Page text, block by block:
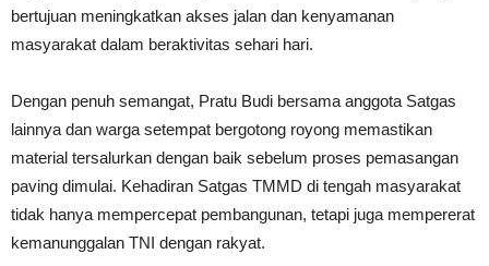
bertujuan meningkatkan akses jalan dan kenyamanan
masyarakat dalam beraktivitas sehari hari.
Dengan penuh semangat, Pratu Budi bersama anggota Satgas
lainnya dan warga setempat bergotong royong memastikan
material tersalurkan dengan baik sebelum proses pemasangan
paving dimulai. Kehadiran Satgas TMMD di tengah masyarakat
tidak hanya mempercepat pembangunan, tetapi juga mempererat
kemanunggalan TNI dengan rakyat.